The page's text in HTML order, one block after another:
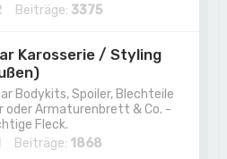
Beiträge: 3375
Karosserie / Styling
Bodykits, Spoiler, Blechteile
oder Armaturenbrett & Co. -
Fleck.
Beiträge: 1868